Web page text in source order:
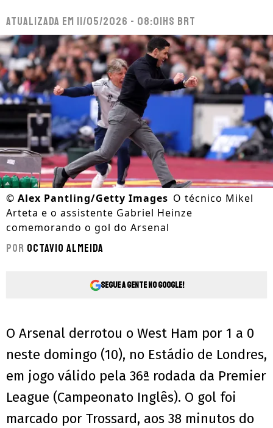
Atualizada em 11/05/2026 - 08:01hs BRT
© Alex Pantling/Getty Images O técnico Mikel
Arteta e o assistente Gabriel Heinze
comemorando o gol do Arsenal
Por Octavio Almeida
Segue a gente no Google!
O Arsenal derrotou o West Ham por 1 a 0
neste domingo (10), no Estádio de Londres,
em jogo válido pela 36ª rodada da Premier
League (Campeonato Inglês). O gol foi
marcado por Trossard, aos 38 minutos do